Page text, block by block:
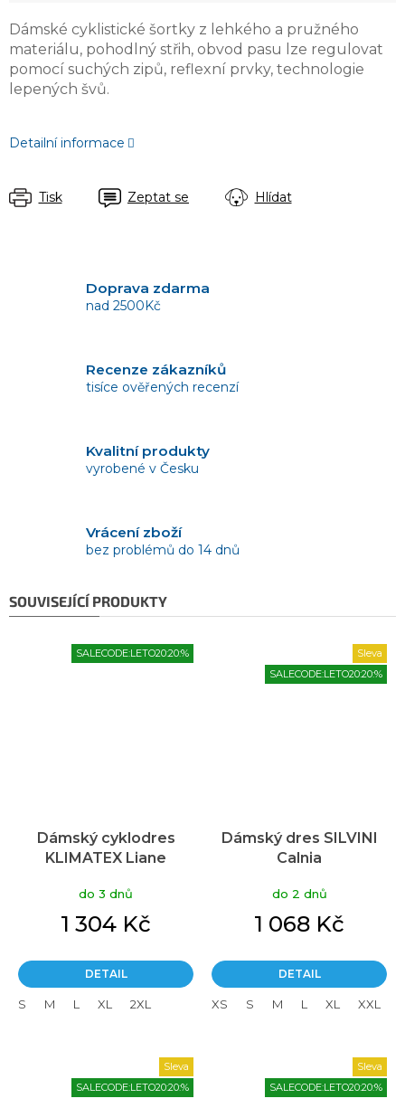
Dámské cyklistické šortky z lehkého a pružného
materiálu, pohodlný střih, obvod pasu lze regulovat
pomocí suchých zipů, reflexní prvky, technologie
lepených švů.
Detailní informace
Tisk Zeptat se Hlídat
Doprava zdarma
nad 2500Kč
Recenze zákazníků
tisíce ověřených recenzí
Kvalitní produkty
vyrobené v Česku
Vrácení zboží
bez problémů do 14 dnů
SOUVISEJÍCÍ PRODUKTY
SALECODE:LETO20:20:%
Dámský cyklodres
KLIMATEX Liane
do 3 dnů
1 304 Kč
DETAIL
S M L XL 2XL
Sleva
SALECODE:LETO20:20:%
Dámský dres SILVINI
Calnia
do 2 dnů
1 068 Kč
DETAIL
XS S M L XL XXL
Sleva
SALECODE:LETO20:20:%
Sleva
SALECODE:LETO20:20:%